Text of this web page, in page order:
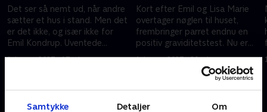
Samtykke Detaljer Om
Det ser så nemt ud, når andre
sætter et hus i stand. Men det
er det ikke, og især ikke for
Emil Kondrup. Uventede
1. januar 2023 • 17 min
Kort efter Emil og Lisa Marie
overtager nøglen til huset,
frembringer parret endnu en
positiv graviditetstest. Nu er
1. januar 2023 • 20 min